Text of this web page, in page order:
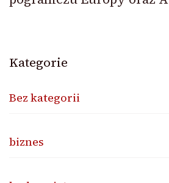
Kategorie
Bez kategorii
biznes